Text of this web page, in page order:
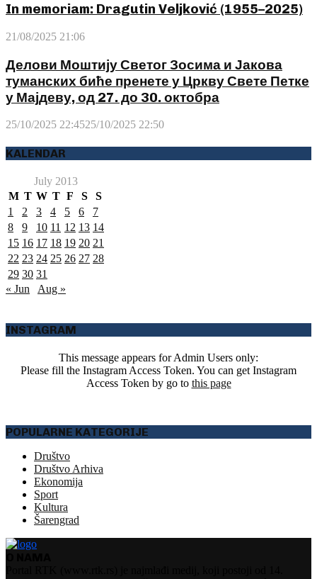
In memoriam: Dragutin Veljković (1955–2025)
21/08/2025 21:06
Делови Моштију Светог Зосима и Јакова
туманских биће пренете у Цркву Свете Петке
у Мајдеву, од 27. до 30. октобра
25/10/2025 22:4525/10/2025 22:50
KALENDAR
July 2013
M T W T F S
S
1
2 3 4 5 6
7
8
9 10 11 12 13 14
15 16 17 18 19 20 21
22 23 24 25 26 27 28
29 30 31
« Jun
Aug »
INSTAGRAM
This message appears for Admin Users only:
Please fill the Instagram Access Token. You can get Instagram
Access Token by go to this page
POPULARNE KATEGORIJE
Društvo
Društvo Arhiva
Ekonomija
Sport
Kultura
Šarengrad